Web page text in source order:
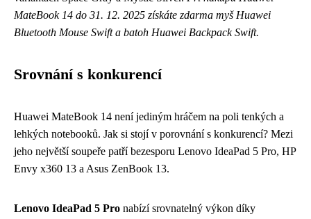
MateBook 14 do 31. 12. 2025 získáte zdarma myš Huawei
Bluetooth Mouse Swift a batoh Huawei Backpack Swift.
Srovnání s konkurencí
Huawei MateBook 14 není jediným hráčem na poli tenkých a
lehkých notebooků. Jak si stojí v porovnání s konkurencí? Mezi
jeho největší soupeře patří bezesporu Lenovo IdeaPad 5 Pro, HP
Envy x360 13 a Asus ZenBook 13.
Lenovo IdeaPad 5 Pro nabízí srovnatelný výkon díky